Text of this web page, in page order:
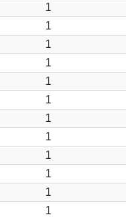
1
1
1
1
1
1
1
1
1
1
1
1